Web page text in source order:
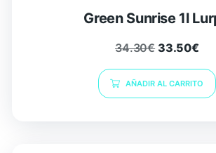
Green Sunrise 1l
34.30€ 33.50€
AÑADIR AL CARRITO